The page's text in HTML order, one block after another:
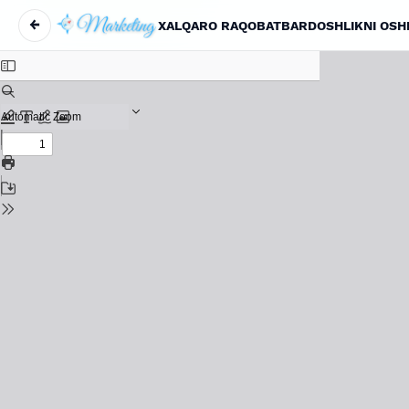
←
Maqola tafsilotlariga qaytish
XALQARO RAQOBATBARDOSHLIKNI